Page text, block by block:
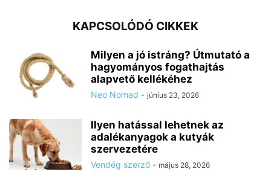
KAPCSOLÓDÓ CIKKEK
Milyen a jó istráng? Útmutató a
hagyományos fogathajtás
alapvető kellékéhez
Neo Nomad - június 23, 2026
Ilyen hatással lehetnek az
adalékanyagok a kutyák
szervezetére
Vendég szerző - május 28, 2026